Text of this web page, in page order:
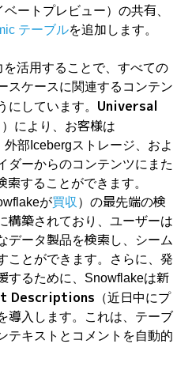
ベートプレビュー）の共有、
テーブルを追加します。
活用することで、すべての
スケースに関連するコンテン
にしています。 Universal
）により、お客様は
部Icebergストレージ、およ
ダーからのコンテンツにまた
することができます。
が買収 ）の最先端の検
構築されており、ユーザーは
データ製品を検索し、シーム
ことができます。さらに、発
するために、Snowflakeは新
Descriptions （近日中にプ
導入します。これは、テーブ
テキストとコメントを自動的